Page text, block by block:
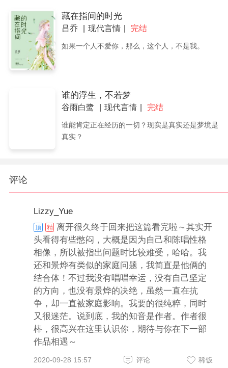
藏在指间的时光
吕乔 现代言情 完结
如果一个人不爱你，那么，这个人，不是我。
谁的浮生，不若梦
谷雨白鹭 现代言情 完结
谁能肯定正在经历的一切？现实是真实还是梦境是
真实？
评论
Lizzy_Yue
顶 精 离开很久终于回来把这篇看完啦～其实开
头看得有些憋闷，大概是因为自己和陈唱性格
相像，所以被指出问题时比较难受，哈哈。我
还和景烨有类似的家庭问题，我简直是他俩的
结合体！不过我没有唱唱幸运，没有自己坚定
的方向，也没有景烨的决绝，虽然一直在抗
争，却一直被家庭影响。我要的很纯粹，同时
又很迷茫。说到底，我的知音是作者。作者很
棒，很高兴在这里认识你，期待与你在下一部
作品相遇～
2020-09-28 15:57 评论 稀饭